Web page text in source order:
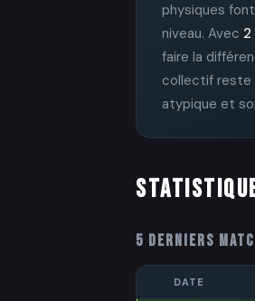
physiques
niveau. Avec 2
faire la
collectif reste
atypique et
5 DERNIERS
DATE